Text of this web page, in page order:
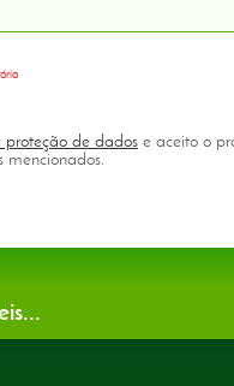
proteção de dadose aceito o
mencionados.